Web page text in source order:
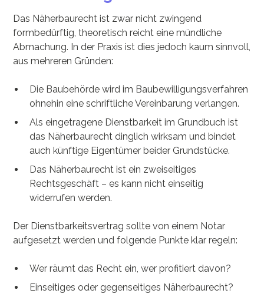
Das Näherbaurecht ist zwar nicht zwingend
formbedürftig, theoretisch reicht eine mündliche
Abmachung. In der Praxis ist dies jedoch kaum sinnvoll,
aus mehreren Gründen:
Die Baubehörde wird im Baubewilligungsverfahren
ohnehin eine schriftliche Vereinbarung verlangen.
Als eingetragene Dienstbarkeit im Grundbuch ist
das Näherbaurecht dinglich wirksam und bindet
auch künftige Eigentümer beider Grundstücke.
Das Näherbaurecht ist ein zweiseitiges
Rechtsgeschäft – es kann nicht einseitig
widerrufen werden.
Der Dienstbarkeitsvertrag sollte von einem Notar
aufgesetzt werden und folgende Punkte klar regeln:
Wer räumt das Recht ein, wer profitiert davon?
Einseitiges oder gegenseitiges Näherbaurecht?